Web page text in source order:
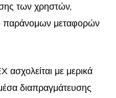
των χρηστών,
παράνομων μεταφορών
ασχολείται με μερικά
διαπραγμάτευσης